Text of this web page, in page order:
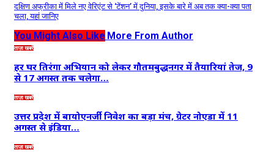
दक्षिण अफ्रीका में मिले नए वेरिएंट से ‘टेंशन’ में दुनिया, इसके बारे में अब तक क्या-क्या पता
चला, यहां जानिए
You Might Also Like More From Author
ताज़ा खबरें
हर घर तिरंगा अभियान को लेकर गौतमबुद्धनगर में तैयारियां तेज, 9
से 17 अगस्त तक चलेगा…
ताज़ा खबरें
उत्तर प्रदेश में बायोएनर्जी निवेश का बड़ा मंच, ग्रेटर नोएडा में 11
अगस्त से इंडिया…
ताज़ा खबरें